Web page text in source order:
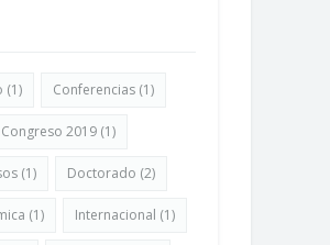
(1) Conferencias (1)
Congreso 2019 (1)
(1) Doctorado (2)
(1) Internacional (1)